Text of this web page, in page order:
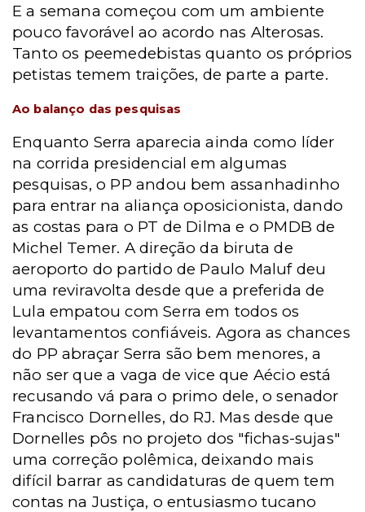
E a semana começou com um ambiente
pouco favorável ao acordo nas Alterosas.
Tanto os peemedebistas quanto os próprios
petistas temem traições, de parte a parte.
Ao balanço das pesquisas
Enquanto Serra aparecia ainda como líder
na corrida presidencial em algumas
pesquisas, o PP andou bem assanhadinho
para entrar na aliança oposicionista, dando
as costas para o PT de Dilma e o PMDB de
Michel Temer. A direção da biruta de
aeroporto do partido de Paulo Maluf deu
uma reviravolta desde que a preferida de
Lula empatou com Serra em todos os
levantamentos confiáveis. Agora as chances
do PP abraçar Serra são bem menores, a
não ser que a vaga de vice que Aécio está
recusando vá para o primo dele, o senador
Francisco Dornelles, do RJ. Mas desde que
Dornelles pôs no projeto dos "fichas-sujas"
uma correção polêmica, deixando mais
difícil barrar as candidaturas de quem tem
contas na Justiça, o entusiasmo tucano